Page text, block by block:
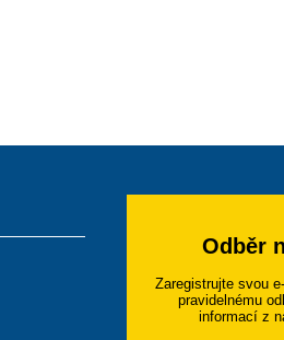
Odběr
Zaregistrujte svou
pravidelnému
informací z